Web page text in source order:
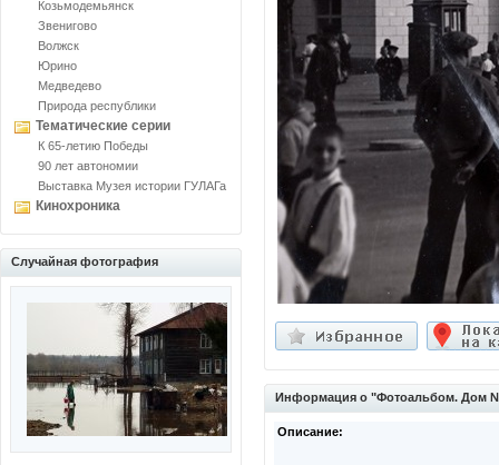
Козьмодемьянск
Звенигово
Волжск
Юрино
Медведево
Природа республики
Тематические серии
К 65-летию Победы
90 лет автономии
Выставка Музея истории ГУЛАГа
Кинохроника
Случайная фотография
Информация о "Фотоальбом. Дом
Описание: